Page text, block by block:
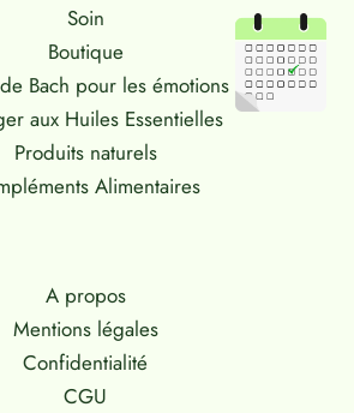
Soin
Boutique
Bach pour les émotions
aux Huiles Essentielles
Produits naturels
Alimentaires
A propos
Mentions légales
Confidentialité
CGU